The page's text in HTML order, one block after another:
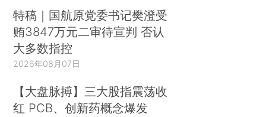
特稿｜国航原党委书记樊澄受
贿3847万元二审待宣判 否认
大多数指控
2026年08月07日
【大盘脉搏】三大股指震荡收
红 PCB、创新药概念爆发